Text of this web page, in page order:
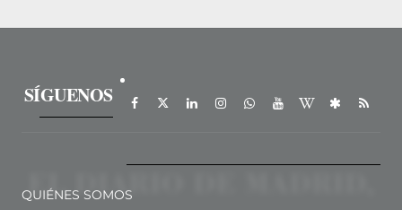
SÍGUENOS
QUIÉNES SOMOS